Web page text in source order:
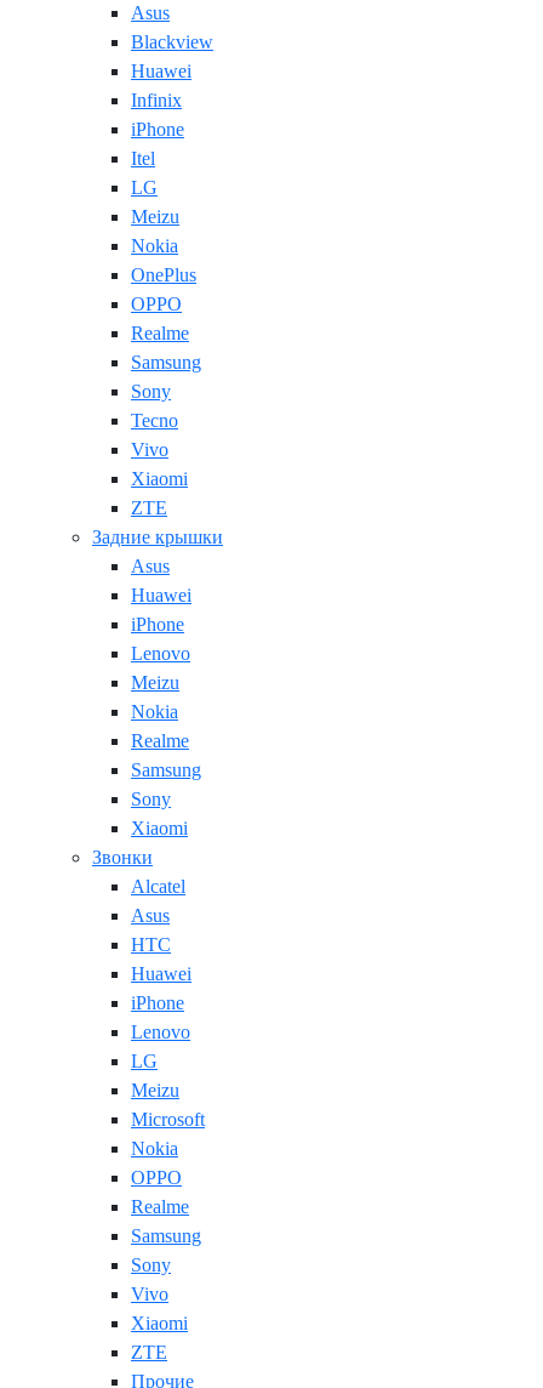
Asus
Blackview
Huawei
Infinix
iPhone
Itel
LG
Meizu
Nokia
OnePlus
OPPO
Realme
Samsung
Sony
Tecno
Vivo
Xiaomi
ZTE
Задние крышки
Asus
Huawei
iPhone
Lenovo
Meizu
Nokia
Realme
Samsung
Sony
Xiaomi
Звонки
Alcatel
Asus
HTC
Huawei
iPhone
Lenovo
LG
Meizu
Microsoft
Nokia
OPPO
Realme
Samsung
Sony
Vivo
Xiaomi
ZTE
Прочие